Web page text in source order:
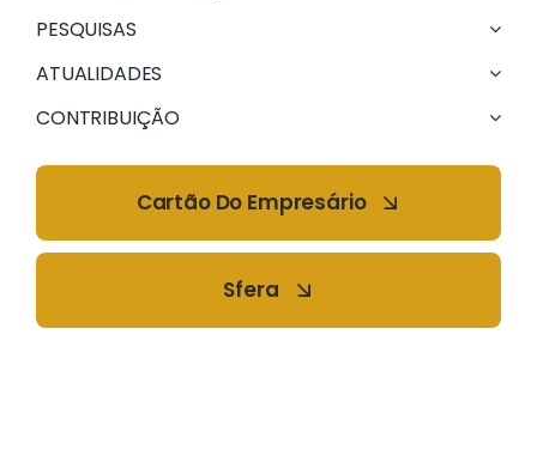
PESQUISAS
ATUALIDADES
CONTRIBUIÇÃO
Cartão Do Empresário
Sfera